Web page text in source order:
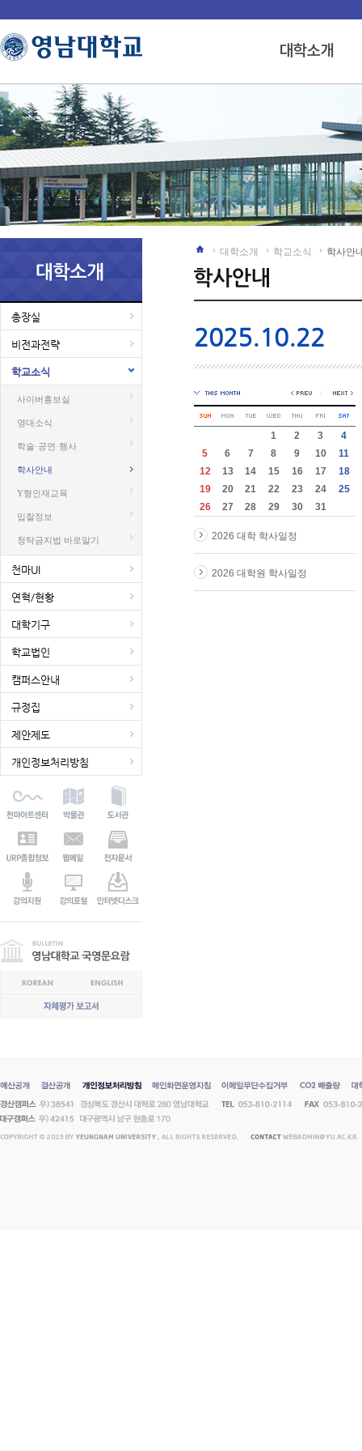
총장실
비전과전략
학교소식
사이버홍보실
영대소식
학술·공연·행사
학사안내
Y형인재교육
입찰정보
청탁금지법 바로알기
천마UI
연혁/현황
대학기구
학교법인
캠퍼스안내
규정집
제안제도
개인정보처리방침
대학소개 학교소식 학사안
2025.10.22
1 2 3
4
5
6 7 8 9 10
11
12
13 14 15 16 17
18
19
20 21 22 23 24
25
26
27 28 29 30 31
2026 대학 학사일정
2026 대학원 학사일정